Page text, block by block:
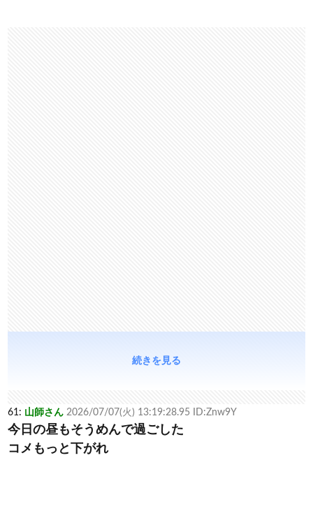
61: 山師さん 2026/07/07(火) 13:19:28.95 ID:Znw9Y
今日の昼もそうめんで過ごした
コメもっと下がれ
続きを見る